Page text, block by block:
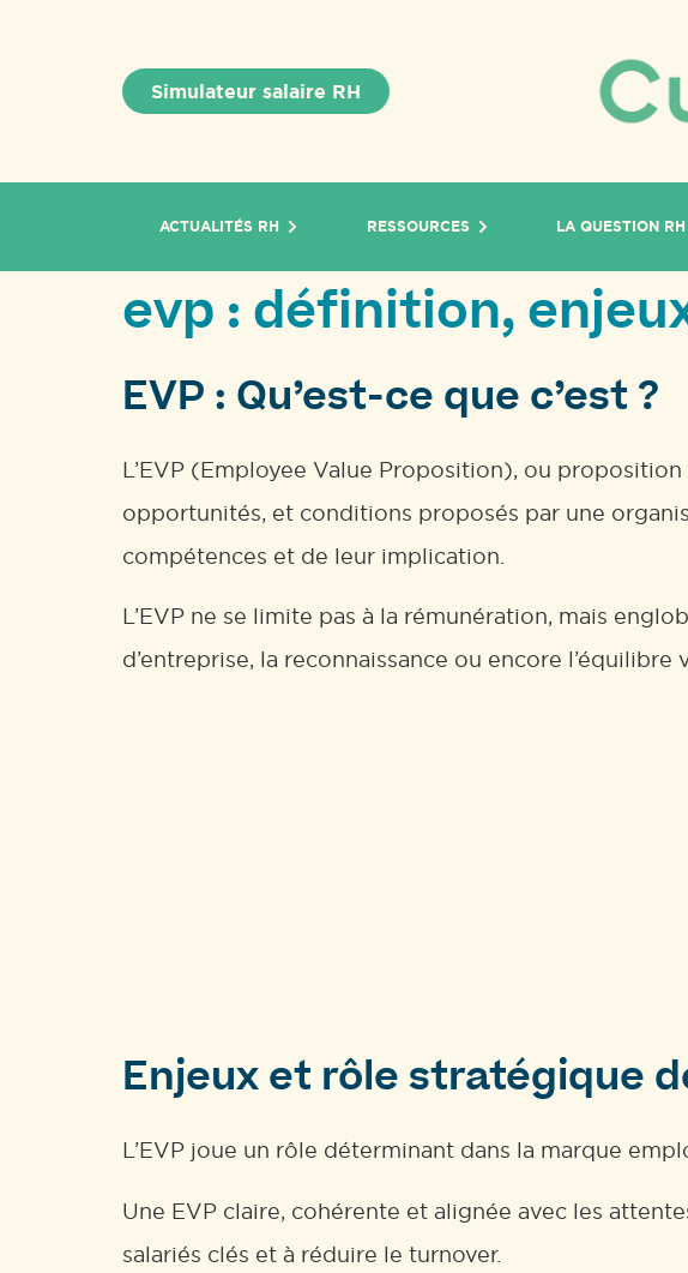
Simulateur salaire RH
ACTUALITÉS RH RESSOURCES LA QUESTION RH
evp : définition,
EVP : Qu’est-ce que c’est ?
L’EVP (Employee Value Proposition), ou
opportunités, et conditions proposés par une
compétences et de leur implication.
L’EVP ne se limite pas à la rémunération, mais
d’entreprise, la reconnaissance ou encore
Enjeux et rôle stratégique
L’EVP joue un rôle déterminant dans la marque
Une EVP claire, cohérente et alignée avec les
salariés clés et à réduire le turnover.